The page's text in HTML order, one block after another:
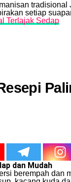
setiap
Terlajak Sedap
dan Mudah
berempah dan